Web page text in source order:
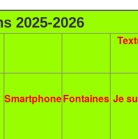
2025-2026
SmartphoneFontaines Je